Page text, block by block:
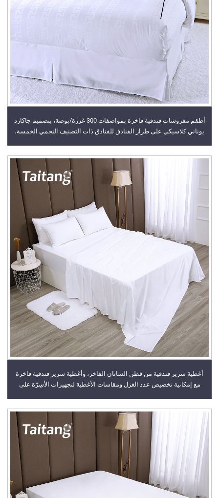
أطقم مفروشات فندقية فاخرة بمواصفات 300 غرزة/بوصة، بتصميم جاكارد
يوناني كلاسيكي على طراز الفنادق للفنادق ذات التصنيف النجمي الخمسة،
أغطية سرير فندقية من قطن الساتان الفاخر، وأغطية سرير فندقية فاخرة
مع إمكانية تخصيص عدد الغزل ومقاسات الأغطية لتجهيزات الأسِرَّة على